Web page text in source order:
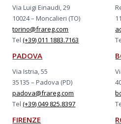
Via Luigi Einaudi, 29
10024 – Moncalieri (TO)
torino@frareg.com
Tel(+39) 011 1883.7163
PADOVA
Via Istria, 55
35135 – Padova (PD)
padova@frareg.com
Tel(+39) 049 825.8397
FIRENZE